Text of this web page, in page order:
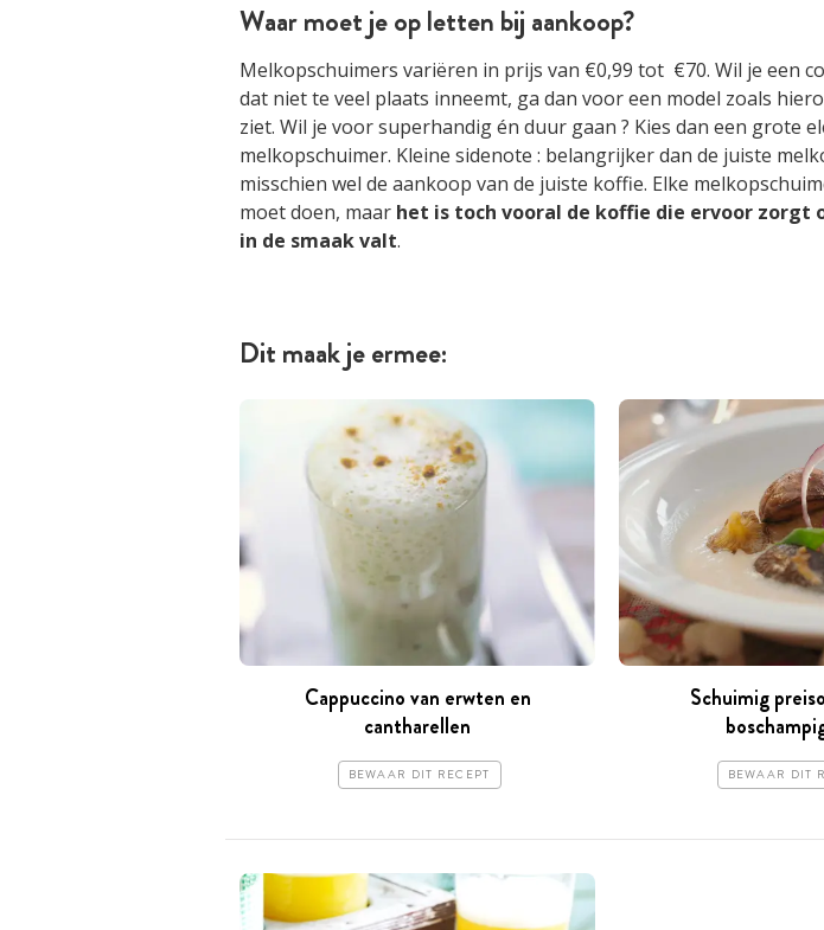
Waar moet je op letten bij aankoop?
Melkopschuimers variëren in prijs van €0,99 tot €70. Wil je een
dat niet te veel plaats inneemt, ga dan voor een model zoals
ziet. Wil je voor superhandig én duur gaan ? Kies dan een grote
melkopschuimer. Kleine sidenote : belangrijker dan de juiste
misschien wel de aankoop van de juiste koffie. Elke
moet doen, maar het is toch vooral de koffie die ervoor zorgt
in de smaak valt.
Dit maak je ermee:
Cappuccino van erwten en
cantharellen
BEWAAR DIT RECEPT
Schuimig
BEWAAR DIT